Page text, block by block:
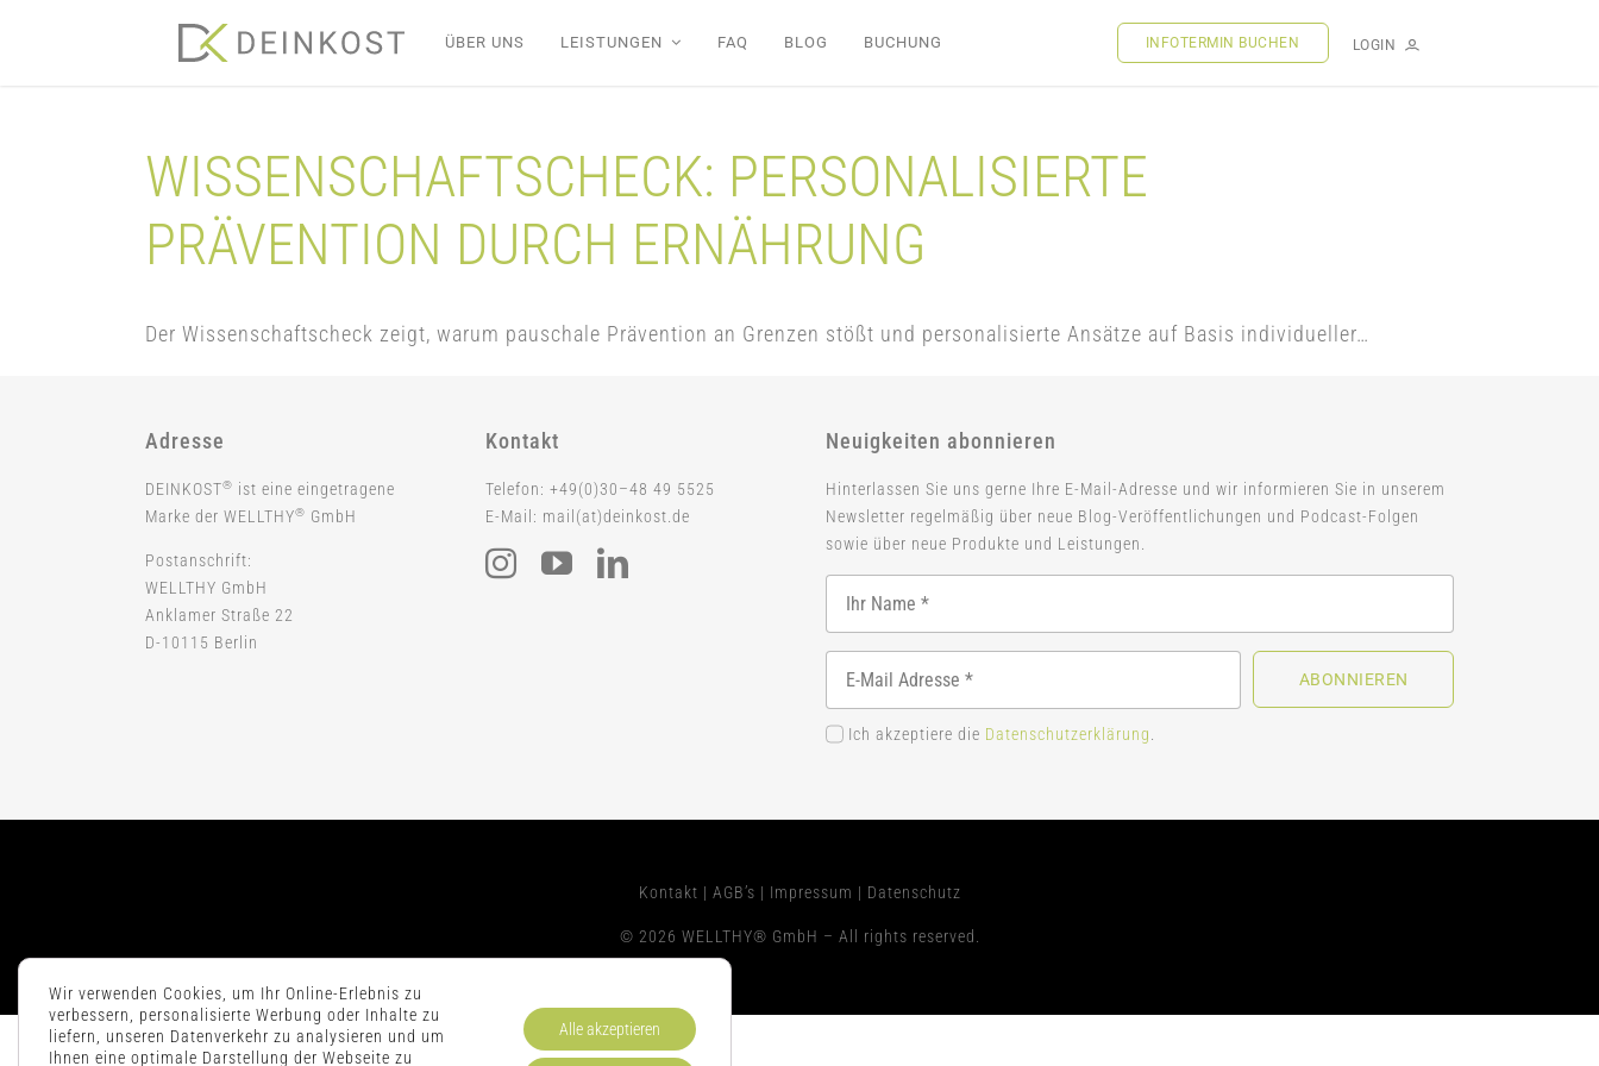
ÜBER UNS LEISTUNGEN FAQ BLOG BUCHUNG INFOTERMIN BUCHEN LOGIN
WISSENSCHAFTSCHECK: PERSONALISIERTE
PRÄVENTION DURCH ERNÄHRUNG
Der Wissenschaftscheck zeigt, warum pauschale Prävention an Grenzen stößt und personalisierte Ansätze auf Basis individueller…
Adresse
DEINKOST® ist eine eingetragene
Marke der WELLTHY® GmbH
Postanschrift:
WELLTHY GmbH
Anklamer Straße 22
D-10115 Berlin
Kontakt
Telefon: +49(0)30–48 49 5525
E-Mail: mail(at)deinkost.de
Neuigkeiten abonnieren
Hinterlassen Sie uns gerne Ihre E-Mail-Adresse und wir informieren Sie in unserem
Newsletter regelmäßig über neue Blog-Veröffentlichungen und Podcast-Folgen
sowie über neue Produkte und Leistungen.
ABONNIEREN
Ich akzeptiere die Datenschutzerklärung
Kontakt | AGB’s | Impressum | Datenschutz
© 2026 WELLTHY® GmbH – All rights reserved.
Wir verwenden Cookies, um Ihr Online-Erlebnis zu
verbessern, personalisierte Werbung oder Inhalte zu
liefern, unseren Datenverkehr zu analysieren und um
Ihnen eine optimale Darstellung der Webseite zu
Alle akzeptieren